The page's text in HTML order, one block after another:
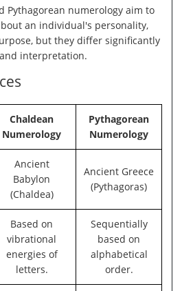
Pythagorean numerology aim to
an individual's personality,
but they differ significantly
interpretation.
Chaldean
Numerology
Pythagorean
Numerology
Ancient
Babylon
(Chaldea)
Ancient Greece
(Pythagoras)
Based on
vibrational
energies of
letters.
Sequentially
based on
alphabetical
order.